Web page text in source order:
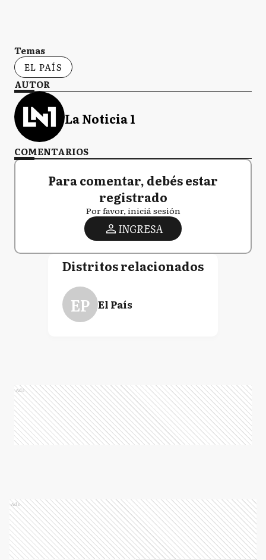
Temas
EL PAÍS
AUTOR
La Noticia 1
COMENTARIOS
Para comentar, debés estar
registrado
Por favor, iniciá sesión
INGRESA
Distritos relacionados
EP El País
Ads
Ads